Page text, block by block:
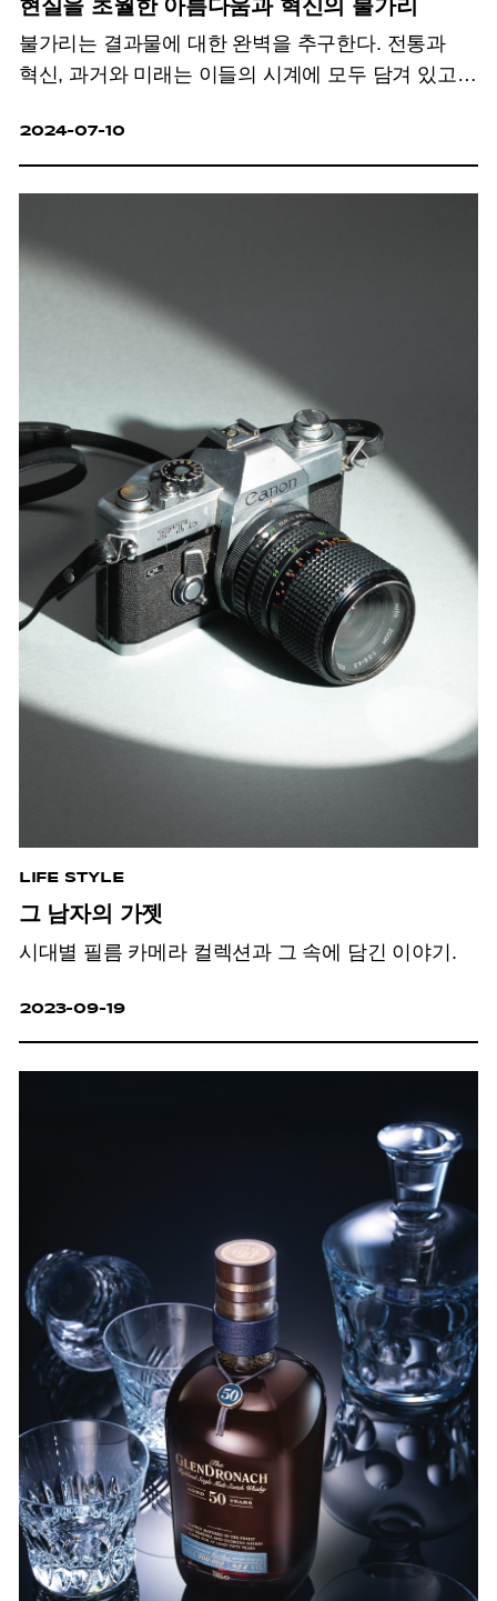
현실을 초월한 아름다움과 혁신의 불가리
불가리는 결과물에 대한 완벽을 추구한다. 전통과
혁신, 과거와 미래는 이들의 시계에 모두 담겨 있고,
또렷하게 증명한다. 한계를 의심하고 다양한
가능성에 뛰어도전정신으로 새로운 지평을 연
신제품 워치를 소개한다.
2024-07-10
LIFE STYLE
그 남자의 가젯
시대별 필름 카메라 컬렉션과 그 속에 담긴 이야기.
2023-09-19